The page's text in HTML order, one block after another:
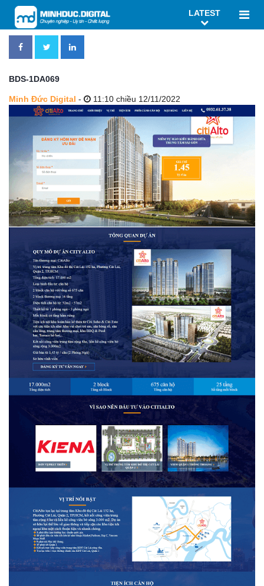
LATEST
BDS-1DA069
Minh Đức Digital - 11:10 chiều 12/11/2022